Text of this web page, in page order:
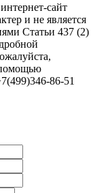
сайт
и не является
Статьи 437 (2)
86-51